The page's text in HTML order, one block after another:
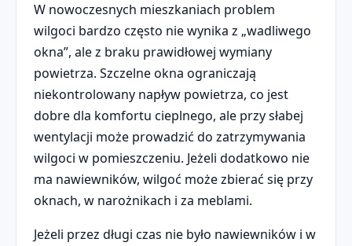
W nowoczesnych mieszkaniach problem
wilgoci bardzo często nie wynika z „wadliwego
okna”, ale z braku prawidłowej wymiany
powietrza. Szczelne okna ograniczają
niekontrolowany napływ powietrza, co jest
dobre dla komfortu cieplnego, ale przy słabej
wentylacji może prowadzić do zatrzymywania
wilgoci w pomieszczeniu. Jeżeli dodatkowo nie
ma nawiewników, wilgoć może zbierać się przy
oknach, w narożnikach i za meblami.
Jeżeli przez długi czas nie było nawiewników i w